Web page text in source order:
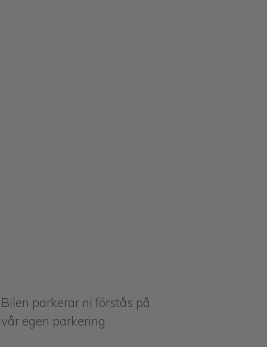
Bilen parkerar ni förstås på
vår egen parkering